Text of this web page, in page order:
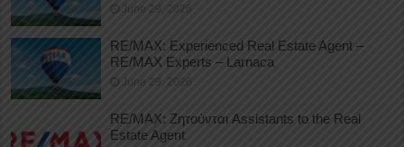
June 29, 2026
RE/MAX: Experienced Real Estate Agent –
RE/MAX Experts – Larnaca
June 29, 2026
RE/MAX: Ζητούνται Assistants to the Real
Estate Agent